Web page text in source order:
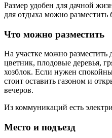
Размер удобен для дачной
для отдыха можно
Что можно разместить
На участке можно разместить
цветник, плодовые деревья,
хозблок. Если нужен
стоит оставить газоном и
вечеров.
Из коммуникаций есть
Место и подъезд